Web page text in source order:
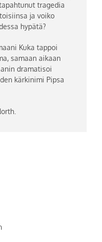
tragedia
ja voiko
hypätä?
Kuka tappoi
samaan aikaan
dramatisoi
kärkinimi Pipsa